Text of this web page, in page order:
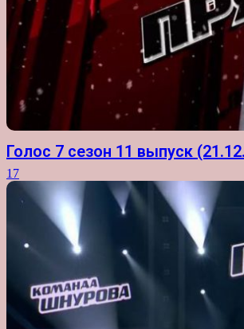
Голос 7 сезон 11 выпуск
17